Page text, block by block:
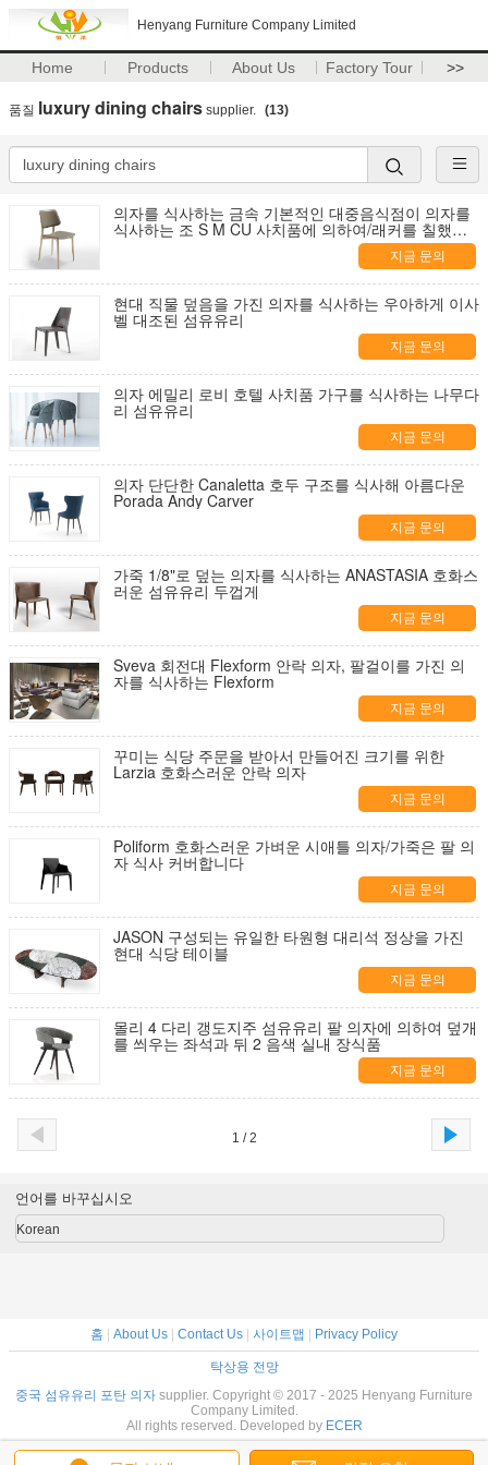
Henyang Furniture Company Limited
Home Products About Us Factory Tour >>
품질 luxury dining chairs supplier. (13)
의자를 식사하는 금속 기본적인 대중음식점이 의자를
식사하는 조 S M CU 사치품에 의하여/래커를 칠했습
지금 문의
현대 직물 덮음을 가진 의자를 식사하는 우아하게 이사
벨 대조된 섬유유리
지금 문의
의자 에밀리 로비 호텔 사치품 가구를 식사하는 나무다
리 섬유유리
지금 문의
의자 단단한 Canaletta 호두 구조를 식사해 아름다운
Porada Andy Carver
지금 문의
가죽 1/8"로 덮는 의자를 식사하는 ANASTASIA 호화스
러운 섬유유리 두껍게
지금 문의
Sveva 회전대 Flexform 안락 의자, 팔걸이를 가진 의
자를 식사하는 Flexform
지금 문의
꾸미는 식당 주문을 받아서 만들어진 크기를 위한
Larzia 호화스러운 안락 의자
지금 문의
Poliform 호화스러운 가벼운 시애틀 의자/가죽은 팔 의
자 식사 커버합니다
지금 문의
JASON 구성되는 유일한 타원형 대리석 정상을 가진
현대 식당 테이블
지금 문의
몰리 4 다리 갱도지주 섬유유리 팔 의자에 의하여 덮개
를 씌우는 좌석과 뒤 2 음색 실내 장식품
지금 문의
1 / 2
언어를 바꾸십시오
Korean
홈 About Us Contact Us 사이트맵 Privacy Policy
탁상용 전망
중국 섬유유리 포탄 의자 supplier. Copyright © 2017 - 2025 Henyang Furniture
Company Limited.
All rights reserved. Developed by ECER